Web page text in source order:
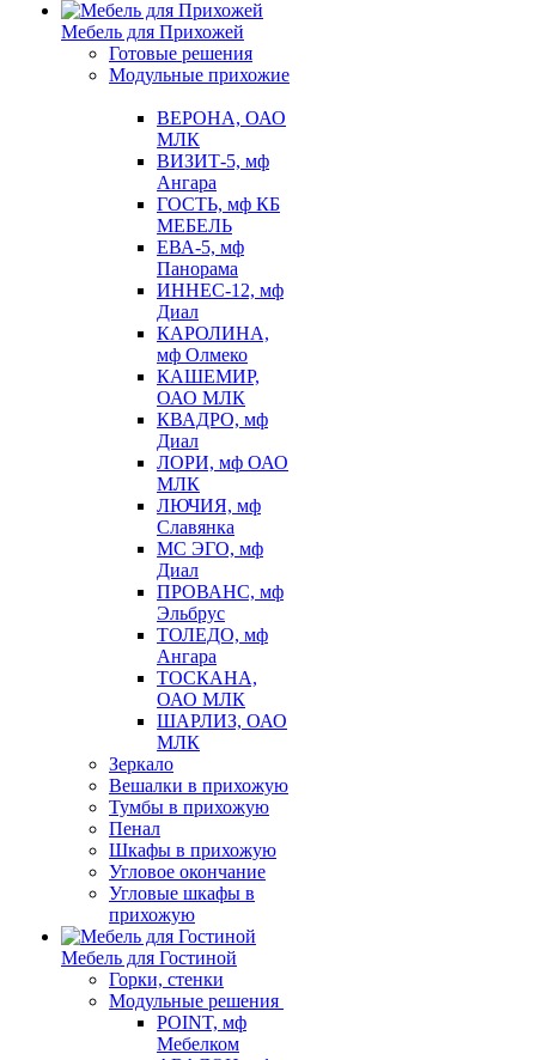
Мебель для Прихожей
Готовые решения
Модульные прихожие
ВЕРОНА, ОАО
МЛК
ВИЗИТ-5, мф
Ангара
ГОСТЬ, мф КБ
МЕБЕЛЬ
ЕВА-5, мф
Панорама
ИННЕС-12, мф
Диал
КАРОЛИНА,
мф Олмеко
КАШЕМИР,
ОАО МЛК
КВАДРО, мф
Диал
ЛОРИ, мф ОАО
МЛК
ЛЮЧИЯ, мф
Славянка
МС ЭГО, мф
Диал
ПРОВАНС, мф
Эльбрус
ТОЛЕДО, мф
Ангара
ТОСКАНА,
ОАО МЛК
ШАРЛИЗ, ОАО
МЛК
Зеркало
Вешалки в прихожую
Тумбы в прихожую
Пенал
Шкафы в прихожую
Угловое окончание
Угловые шкафы в
прихожую
Мебель для Гостиной
Горки, стенки
Модульные решения
POINT, мф
Мебелком